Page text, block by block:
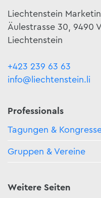
Liechtenstein
Äulestrasse 30, 9490
Liechtenstein
+423 239 63 63
info@liechtenstein.li
Professionals
Tagungen &
Gruppen & Vereine
Weitere Seiten